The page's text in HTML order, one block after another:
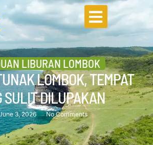
LIBURAN LOMBOK
LOMBOK, TEMPAT
SULIT DILUPAKAN
3, 2026 No Comments